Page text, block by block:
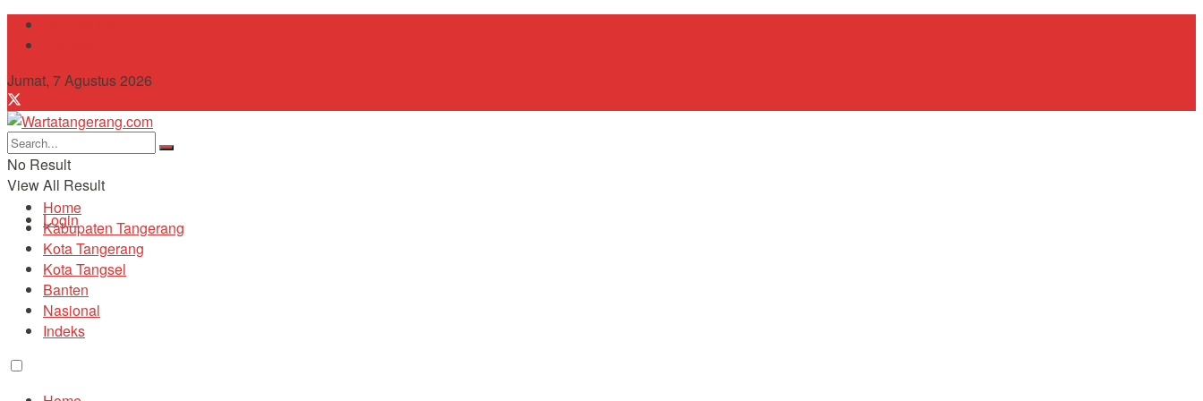
Jumat, 7 Agustus 2026
No Result
View All Result
Login
Home
Kabupaten Tangerang
Kota Tangerang
Kota Tangsel
Banten
Nasional
Indeks